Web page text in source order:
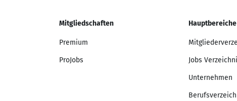
Mitgliedschaften
Premium
ProJobs
Hauptbereiche
Jobs
Unternehmen